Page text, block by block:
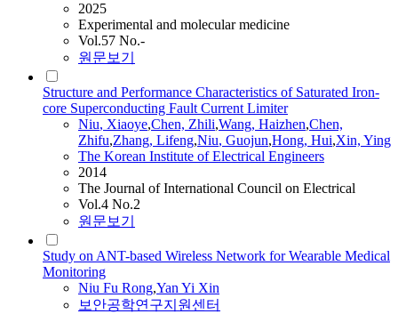
2025
Experimental and molecular medicine
Vol.57 No.-
원문보기
Structure and Performance Characteristics of Saturated Iron-
core Superconducting Fault Current Limiter
Niu, Xiaoye,Chen, Zhili,Wang, Haizhen,Chen,
Zhifu,Zhang, Lifeng,Niu, Guojun,Hong, Hui,Xin, Ying
The Korean Institute of Electrical Engineers
2014
The Journal of International Council on Electrical
Vol.4 No.2
원문보기
Study on ANT-based Wireless Network for Wearable Medical
Monitoring
Niu Fu Rong,Yan Yi Xin
보안공학연구지원센터